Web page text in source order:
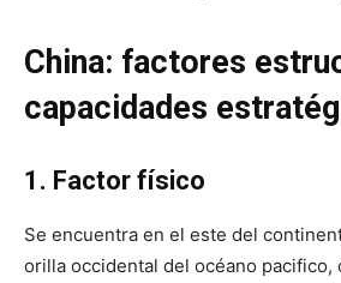
China: factores
capacidades
1. Factor físico
Se encuentra en el este del
orilla occidental del océano pacifico,